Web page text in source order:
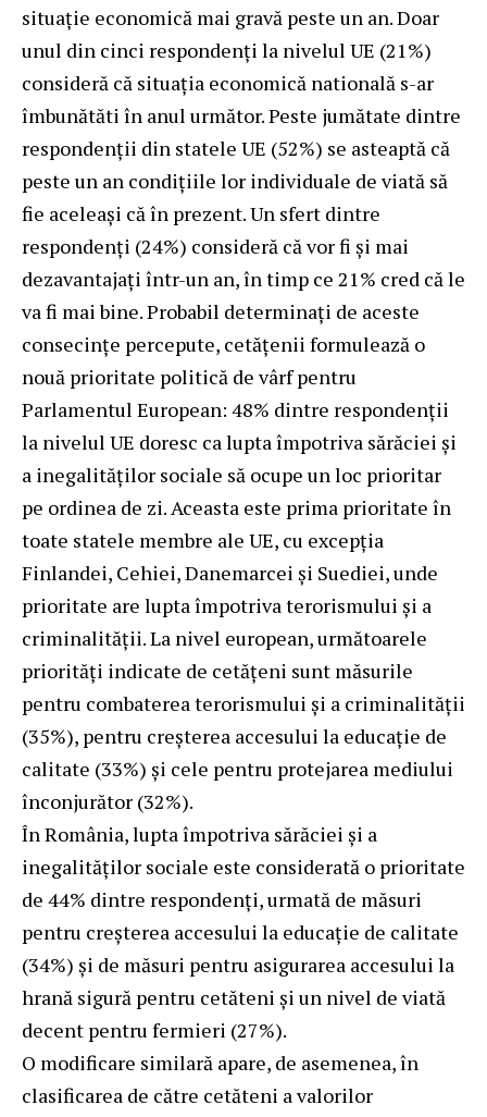
situație economică mai gravă peste un an. Doar
unul din cinci respondenți la nivelul UE (21%)
consideră că situația economică natională s-ar
îmbunătăti în anul următor. Peste jumătate dintre
respondenții din statele UE (52%) se asteaptă că
peste un an condițiile lor individuale de viată să
fie aceleași că în prezent. Un sfert dintre
respondenți (24%) consideră că vor fi și mai
dezavantajaţi într-un an, în timp ce 21% cred că le
va fi mai bine. Probabil determinați de aceste
consecințe percepute, cetăţenii formulează o
nouă prioritate politică de vârf pentru
Parlamentul European: 48% dintre respondenții
la nivelul UE doresc ca lupta împotriva sărăciei și
a inegalităţilor sociale să ocupe un loc prioritar
pe ordinea de zi. Aceasta este prima prioritate în
toate statele membre ale UE, cu excepția
Finlandei, Cehiei, Danemarcei și Suediei, unde
prioritate are lupta împotriva terorismului și a
criminalităţii. La nivel european, următoarele
priorităţi indicate de cetăţeni sunt măsurile
pentru combaterea terorismului și a criminalităţii
(35%), pentru creșterea accesului la educație de
calitate (33%) și cele pentru protejarea mediului
înconjurător (32%).
În România, lupta împotriva sărăciei și a
inegalităţilor sociale este considerată o prioritate
de 44% dintre respondenți, urmată de măsuri
pentru creșterea accesului la educație de calitate
(34%) și de măsuri pentru asigurarea accesului la
hrană sigură pentru cetăteni și un nivel de viată
decent pentru fermieri (27%).
O modificare similară apare, de asemenea, în
clasificarea de către cetăteni a valorilor